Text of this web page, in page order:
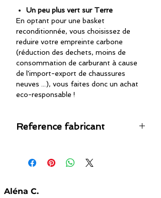
Un peu plus vert sur Terre
En optant pour une basket
reconditionnée, vous choisissez de
reduire votre empreinte carbone
(réduction des dechets, moins de
consommation de carburant à cause
de l'import-export de chaussures
neuves ...), vous faites donc un achat
eco-responsable !
Reference fabricant
Aléna C.